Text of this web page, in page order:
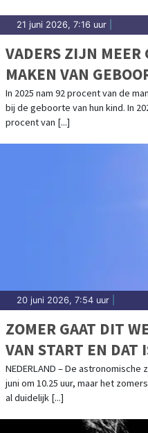
21 juni 2026, 7:16 uur
VADERS ZIJN MEER
MAKEN VAN
In 2025 nam 92 procent van de
bij de geboorte van hun kind. In
procent van [...]
20 juni 2026, 7:54 uur
ZOMER GAAT DIT
VAN START EN DAT
NEDERLAND – De
juni om 10.25 uur, maar het
al duidelijk [...]